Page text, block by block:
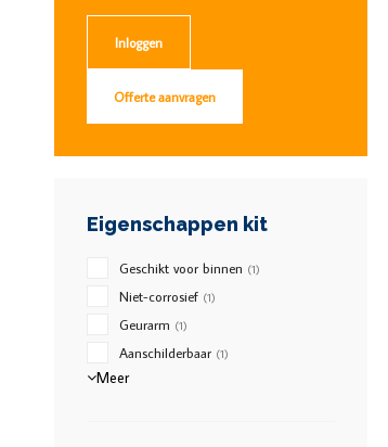
Inloggen
Offerte aanvragen
Eigenschappen kit
Geschikt voor binnen (1)
Niet-corrosief (1)
Geurarm (1)
Aanschilderbaar (1)
Meer